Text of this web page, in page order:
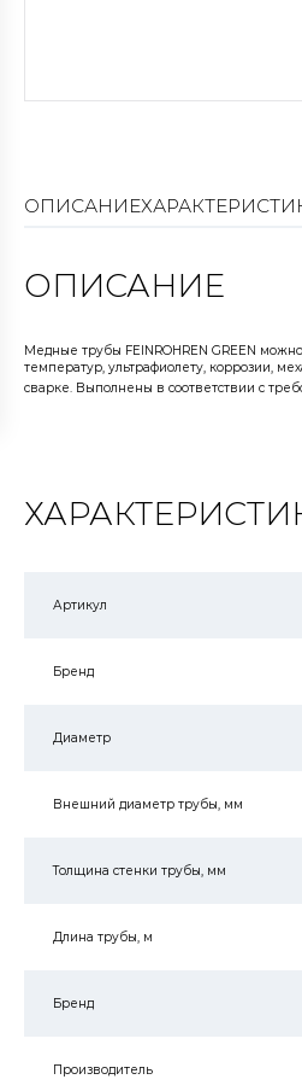
ОПИСАНИЕ
ОПИСАНИЕ
Медные трубы FEINROHREN GREEN
температур, ультрафиолету, коррозии,
сварке. Выполнены в соответствии с
Артикул
Бренд
Диаметр
Внешний диаметр трубы, мм
Толщина стенки трубы, мм
Длина трубы, м
Бренд
Производитель